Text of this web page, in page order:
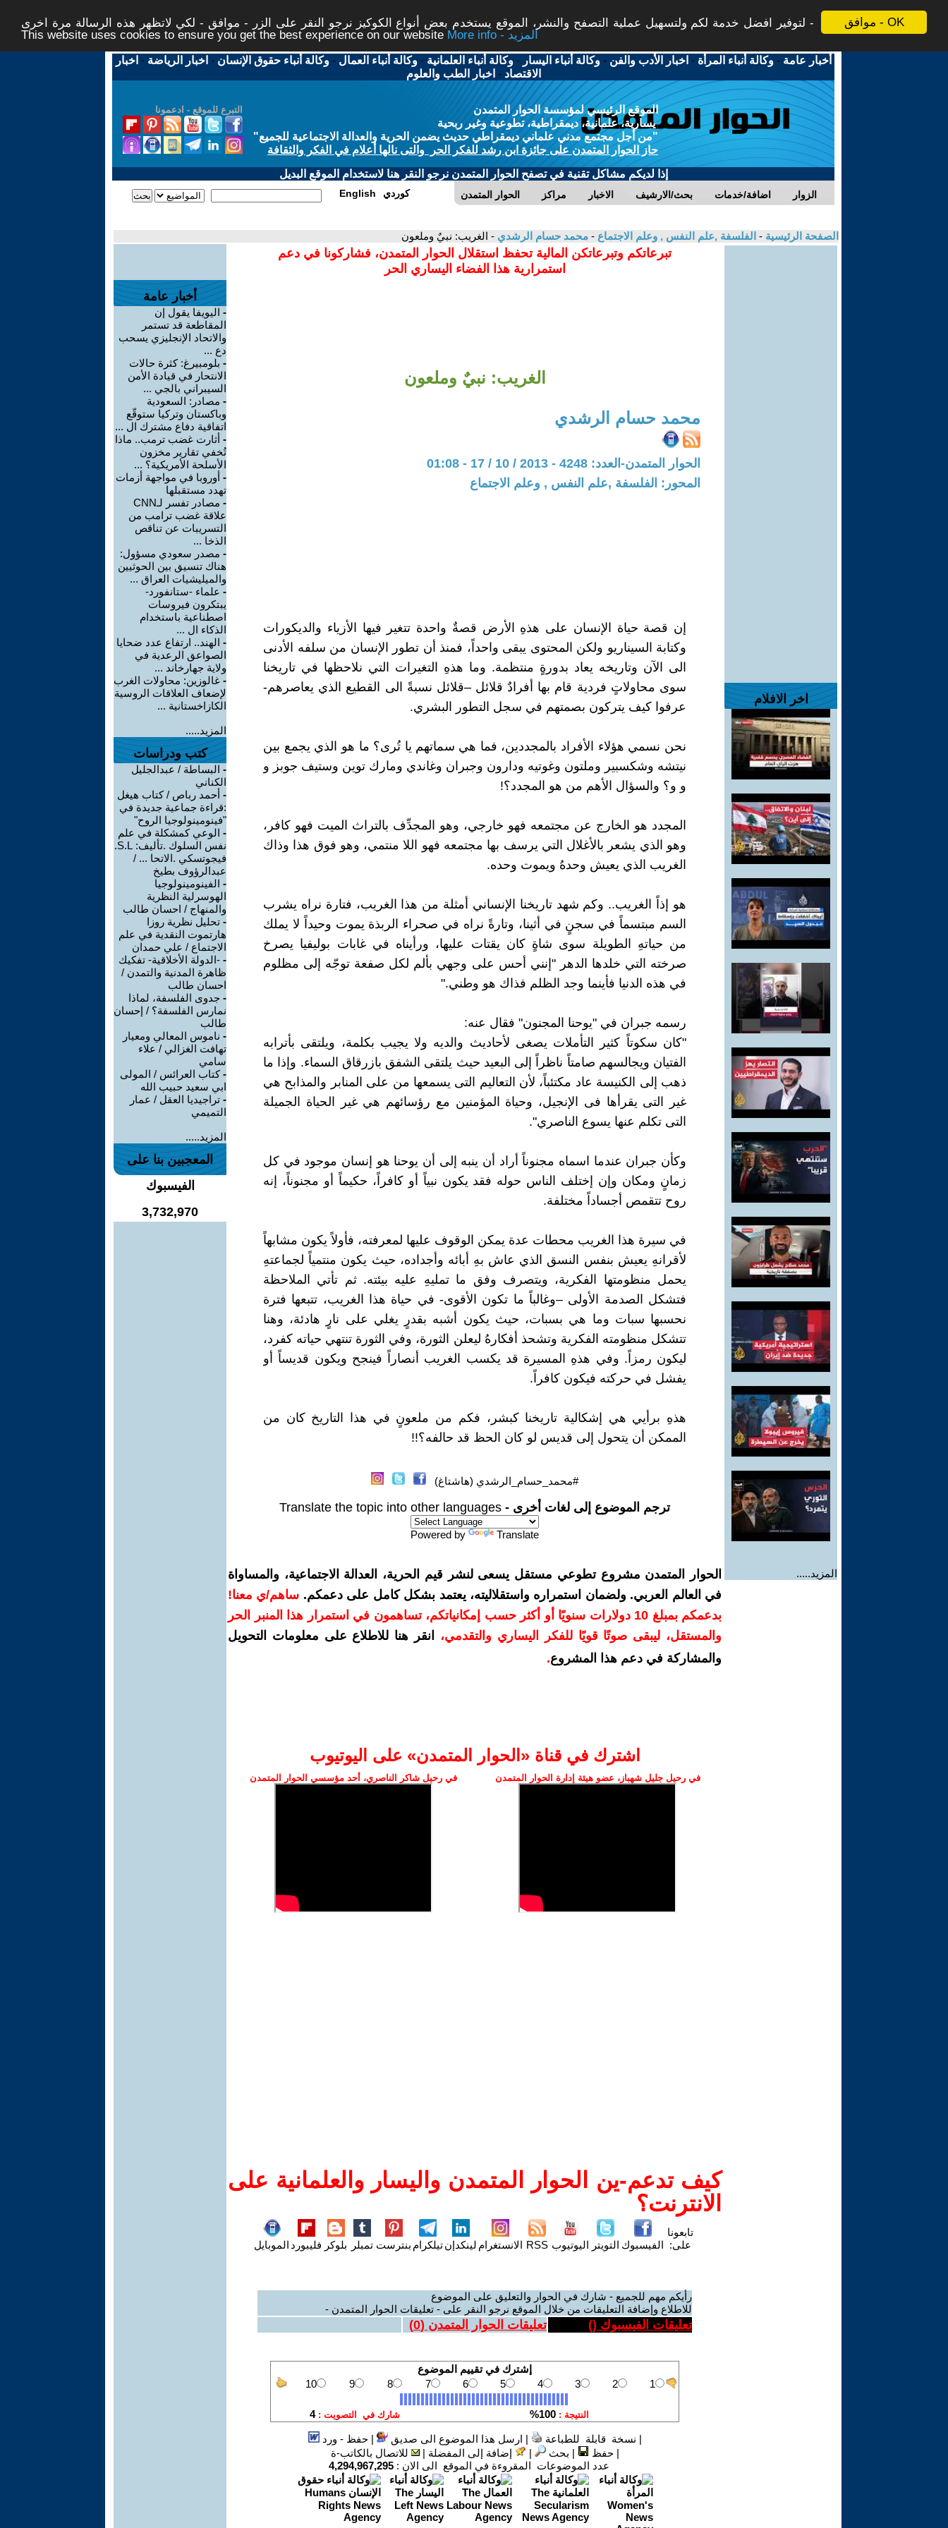
موافق - OK
لتوفير افضل خدمة لكم ولتسهيل عملية التصفح والنشر، الموقع يستخدم بعض أنواع الكوكيز نرجو النقر على الزر - موافق - لكي لاتظهر هذه الرسالة مرة اخرى -
This website uses cookies to ensure you get the best experience on our website
More info - المزيد
أخبار عامة -وكالة أنباء المرأة - اخبار الأدب والفن -وكالة أنباء اليسار -وكالة أنباء العلمانية -وكالة أنباء العمال -وكالة أنباء حقوق الإنسان - اخبار الرياضة - اخبار
الاقتصاد - اخبار الطب والعلوم
التبرع للموقع - ادعمونا
الموقع الرئيسي لمؤسسة الحوار المتمدن
يسارية، علمانية، ديمقراطية، تطوعية وغير ربحية
"من أجل مجتمع مدني علماني ديمقراطي حديث يضمن الحرية والعدالة الاجتماعية للجميع"
حاز الحوار المتمدن على جائزة ابن رشد للفكر الحر والتى نالها أعلام في الفكر والثقافة
إذا لديكم مشاكل تقنية في تصفح الحوار المتمدن نرجو النقر هنا لاستخدام الموقع البديل
الحوار المتمدن مراكز الاخبار بحث/الارشيف اضافة/خدمات الزوار English كوردي
الصفحة الرئيسية - الفلسفة ,علم النفس , وعلم الاجتماع - محمد حسام الرشدي - الغريب: نبيٌ وملعون
اخر الافلام
المزيد.....
تبرعاتكم وتبرعاتكن المالية تحفظ استقلال الحوار المتمدن، فشاركونا في دعم
استمرارية هذا الفضاء اليساري الحر
الغريب: نبيٌ وملعون
محمد حسام الرشدي
الحوار المتمدن-العدد: 4248 - 2013 / 10 / 17 - 01:08
المحور: الفلسفة ,علم النفس , وعلم الاجتماع
إن قصة حياة الإنسان على هذهِ الأرض قصةٌ واحدة تتغير فيها الأزياء والديكورات
وكتابة السيناريو ولكن المحتوى يبقى واحداً، فمنذ أن تطور الإنسان من سلفه الأدنى
الى الآن وتاريخه يعاد بدورةٍ منتظمة. وما هذهِ التغيرات التي نلاحظها في تاريخنا
سوى محاولاتٍ فردية قام بها أفرادٌ قلائل –قلائل نسبةً الى القطيع الذي يعاصرهم-
عرفوا كيف يتركون بصمتهم في سجل التطور البشري.
نحن نسمي هؤلاء الأفراد بالمجددين، فما هي سماتهم يا تُرى؟ ما هو الذي يجمع بين
نيتشه وشكسبير وملتون وغوتيه ودارون وجبران وغاندي ومارك توين وستيف جوبز و
و و؟ والسؤال الأهم من هو المجدد؟!
المجدد هو الخارج عن مجتمعه فهو خارجي، وهو المجدِّف بالتراث الميت فهو كافر،
وهو الذي يشعر بالأغلال التي يرسف بها مجتمعه فهو اللا منتمي، وهو فوق هذا وذاك
الغريب الذي يعيش وحدهُ ويموت وحده.
هو إذاً الغريب.. وكم شهد تاريخنا الإنساني أمثلة من هذا الغريب، فتارة نراه يشرب
السم مبتسماً في سجنٍ في أثينا، وتارةً نراه في صحراء الربذة يموت وحيداً لا يملك
من حياتهِ الطويلة سوى شاةٍ كان يقتات عليها، ورأيناه في غابات بوليفيا يصرخ
صرخته التي خلدها الدهر "إنني أحس على وجهي بألم لكل صفعة توجّه إلى مظلوم
في هذه الدنيا فأينما وجد الظلم فذاك هو وطني."
رسمه جبران في "يوحنا المجنون" فقال عنه:
"كان سكوتاً كثير التأملات يصغى لأحاديث والديه ولا يجيب بكلمة، ويلتقى بأترابه
الفتيان ويجالسهم صامتاً ناظراً إلى البعيد حيث يلتقى الشفق بازرقاق السماء. وإذا ما
ذهب إلى الكنيسة عاد مكتئباً، لأن التعاليم التى يسمعها من على المنابر والمذابح هي
غير التى يقرأها فى الإنجيل، وحياة المؤمنين مع رؤسائهم هي غير الحياة الجميلة
التى تكلم عنها يسوع الناصري".
وكأن جبران عندما اسماه مجنوناً أراد أن ينبه إلى أن يوحنا هو إنسان موجود في كل
زمانٍ ومكان وإن إختلف الناس حوله فقد يكون نبياً أو كافراً، حكيماً أو مجنوناً، إنه
روح تتقمص أجساداً مختلفة.
في سيرة هذا الغريب محطات عدة يمكن الوقوف عليها لمعرفته، فأولاً يكون مشابهاً
لأقرانهِ يعيش بنفس النسق الذي عاش بهِ أبائه وأجداده، حيث يكون منتمياً لجماعتهِ
يحمل منظومتها الفكرية، ويتصرف وفق ما تمليهِ عليه بيئته. ثم تأتي الملاحظة
فتشكل الصدمة الأولى –وغالباً ما تكون الأقوى- في حياة هذا الغريب، تتبعها فترة
نحسبها سبات وما هي بسبات، حيث يكون أشبه بقدرٍ يغلي على نارٍ هادئة، وهنا
تتشكل منظومته الفكرية وتشحذ أفكارهُ ليعلن الثورة، وفي الثورة تنتهي حياته كفرد،
ليكون رمزاً. وفي هذهِ المسيرة قد يكسب الغريب أنصاراً فينجح ويكون قديساً أو
يفشل في حركته فيكون كافراً.
هذهِ برأيي هي إشكالية تاريخنا كبشر، فكم من ملعونٍ في هذا التاريخ كان من
الممكن أن يتحول إلى قديس لو كان الحظ قد حالفه؟!!
#محمد_حسام_الرشدي (هاشتاغ)
ترجم الموضوع إلى لغات أخرى - Translate the topic into other languages
Powered by Translate
الحوار المتمدن مشروع تطوعي مستقل يسعى لنشر قيم الحرية، العدالة الاجتماعية، والمساواة
في العالم العربي. ولضمان استمراره واستقلاليته، يعتمد بشكل كامل على دعمكم. ساهم/ي معنا!
بدعمكم بمبلغ 10 دولارات سنويًا أو أكثر حسب إمكانياتكم، تساهمون في استمرار هذا المنبر الحر
والمستقل، ليبقى صوتًا قويًا للفكر اليساري والتقدمي،
انقر هنا للاطلاع على معلومات التحويل
والمشاركة في دعم هذا المشروع.
اشترك في قناة ‫«الحوار المتمدن» على اليوتيوب
في رحيل جليل شهباز، عضو هيئة إدارة الحوار المتمدن في رحيل شاكر الناصري، أحد مؤسسي الحوار المتمدن
كيف تدعم-ين الحوار المتمدن واليسار والعلمانية على
الانترنت؟
تابعونا
على: الفيسبوك التويتر اليوتيوب RSS الانستغرام لينكدإنتيلكرام بنترست تمبلر بلوكر فليبورد الموبايل
رأيكم مهم للجميع - شارك في الحوار والتعليق على الموضوع
للاطلاع وإضافة التعليقات من خلال الموقع نرجو النقر على - تعليقات الحوار المتمدن -
تعليقات الفيسبوك () تعليقات الحوار المتمدن (0
)
| نسخة قابلة للطباعة | ارسل هذا الموضوع الى صديق |حفظ - ورد
|حفظ | بحث | إضافة إلى المفضلة |
للاتصال بالكاتب-ة
عدد الموضوعات المقروءة في الموقع الى الان : 4,294,967,295
أخبار عامة
- اليويفا يقول إن
المقاطعة قد تستمر
والاتحاد الإنجليزي يسحب
دع ...
- بلومبيرغ: كثرة حالات
الانتحار في قيادة الأمن
السيبراني بالجي ...
- مصادر: السعودية
وباكستان وتركيا ستوقّع
اتفاقية دفاع مشترك ال ...
- أثارت غضب ترمب.. ماذا
تُخفي تقارير مخزون
الأسلحة الأمريكية؟ ...
- أوروبا في مواجهة أزمات
تهدد مستقبلها
-
مصادر تفسر لـCNN
علاقة غضب ترامب من
التسريبات عن تناقص
الذخا ...
- مصدر سعودي مسؤول:
هناك تنسيق بين الحوثيين
والميليشيات العراق ...
- علماء -ستانفورد-
يبتكرون فيروسات
اصطناعية باستخدام
الذكاء ال ...
- الهند.. ارتفاع عدد ضحايا
الصواعق الرعدية في
ولاية جهارخاند ...
- غالوزين: محاولات الغرب
لإضعاف العلاقات الروسية
الكازاخستانية ...
المزيد.....
كتب ودراسات
- البساطة / عبدالجليل
الكناني
- أحمد رباص / كتاب هيغل
:قراءة جماعية جديدة في
"فينومينولوجيا الروح"
- الوعي كمشكلة في علم
نفس السلوك .تأليف: S.L.
فيجوتسكي .الاتحا ... /
عبدالرؤوف بطيخ
- الفينومينولوجيا
الهوسرلية النظرية
والمنهاج / احسان طالب
- تحليل نظرية روزا
هارتموت النقدية في علم
الاجتماع / علي حمدان
- -الدولة الأخلاقية- تفكيك
ظاهرة المدنية والتمدن /
احسان طالب
- جدوى الفلسفة، لماذا
نمارس الفلسفة؟ / إحسان
طالب
- ناموس المعالي ومعيار
تهافت الغزالي / علاء
سامي
-كتاب العرائس / المولى
ابي سعيد حبيب الله
- تراجيديا العقل / عمار
التميمي
المزيد.....
المعجبين بنا على
الفيسبوك
3,732,970